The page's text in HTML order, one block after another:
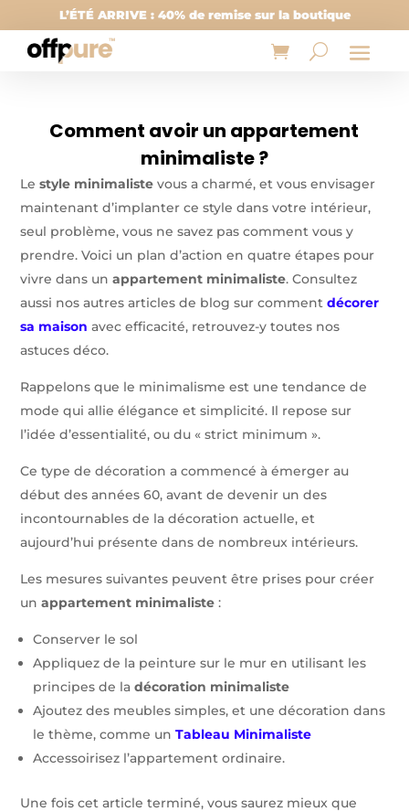
L’ÉTÉ ARRIVE : 40% de remise sur la boutique
Comment avoir un appartement
minimaliste ?
Lestyle minimaliste vous a charmé, et vous envisager
maintenant d’implanter ce style dans votre intérieur,
seul problème, vous ne savez pas comment vous y
prendre. Voici un plan d’action en quatre étapes pour
vivre dans unappartement minimaliste. Consultez
aussi nos autres articles de blog sur commentdécorer
sa maison avec efficacité, retrouvez-y toutes nos
astuces déco.
Rappelons que le minimalisme est une tendance de
mode qui allie élégance et simplicité. Il repose sur
l’idée d’essentialité, ou du « strict minimum ».
Ce type de décoration a commencé à émerger au
début des années 60, avant de devenir un des
incontournables de la décoration actuelle, et
aujourd’hui présente dans de nombreux intérieurs.
Les mesures suivantes peuvent être prises pour créer
unappartement minimaliste :
Conserver le sol
Appliquez de la peinture sur le mur en utilisant les
principes de ladécoration minimaliste
Ajoutez des meubles simples, et une décoration dans
le thème, comme unTableau Minimaliste
Accessoirisez l’appartement ordinaire.
Une fois cet article terminé, vous saurez mieux que